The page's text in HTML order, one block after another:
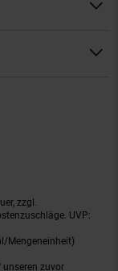
zzgl.
UVP:
Mengeneinheit)
unseren zuvor